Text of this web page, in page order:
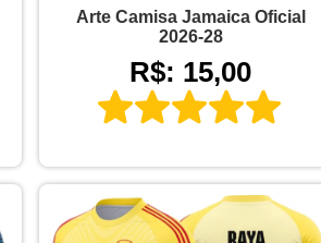
Arte Camisa Jamaica Oficial
2026-28
R$: 15,00